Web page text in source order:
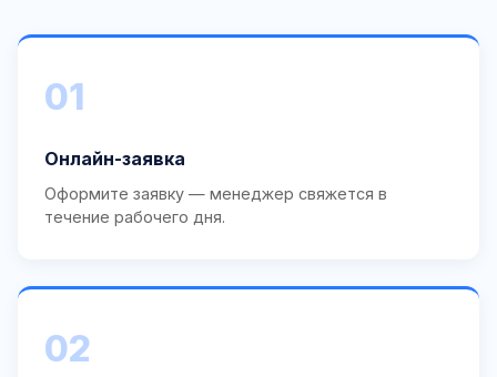
01
Онлайн-заявка
Оформите заявку — менеджер свяжется в
течение рабочего дня.
02